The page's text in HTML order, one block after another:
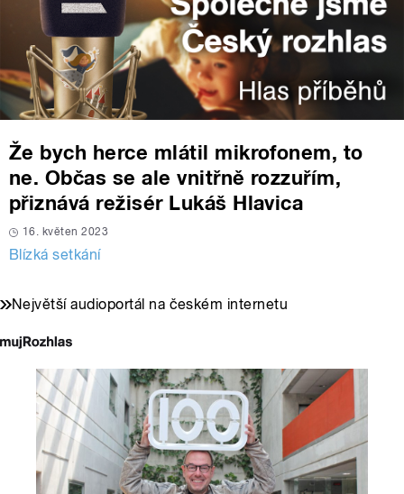
Že bych herce mlátil mikrofonem, to
ne. Občas se ale vnitřně rozzuřím,
přiznává režisér Lukáš Hlavica
16. květen 2023
Blízká setkání
Největší audioportál na českém internetu